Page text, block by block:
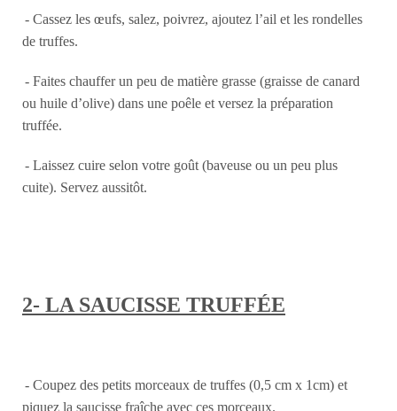
- Cassez les œufs, salez, poivrez, ajoutez l’ail et les rondelles
de truffes.
- Faites chauffer un peu de matière grasse (graisse de canard
ou huile d’olive) dans une poêle et versez la préparation
truffée.
- Laissez cuire selon votre goût (baveuse ou un peu plus
cuite). Servez aussitôt.
2- LA SAUCISSE TRUFFÉE
- Coupez des petits morceaux de truffes (0,5 cm x 1cm) et
piquez la saucisse fraîche avec ces morceaux.